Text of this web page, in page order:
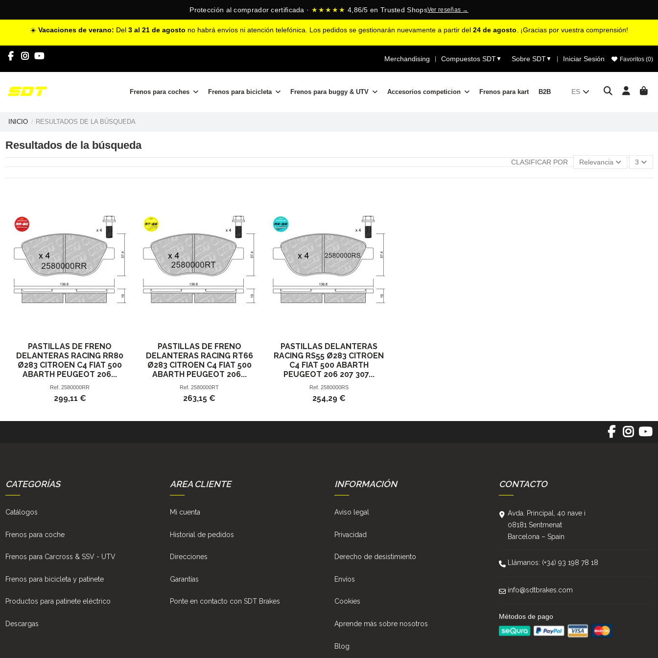
Protección al comprador certificada · ★★★★★ 4,86/5 en Trusted ShopsVer reseñas →
☀️ Vacaciones de verano: Del 3 al 21 de agosto no habrá envíos ni atención telefónica. Los pedidos se gestionarán nuevamente a partir del 24 de agosto . ¡Gracias por vuestra comprensión!
Merchandising | Compuestos SDT▼ Sobre SDT▼ | Iniciar Sesión Favoritos (0)
Frenos para coches Frenos para bicicleta Frenos para buggy & UTV Accesorios competicion Frenos para kart B2B ES
INICIO RESULTADOS DE LA BÚSQUEDA
Resultados de la búsqueda
CLASIFICAR POR Relevancia 3
PASTILLAS DE FRENO
DELANTERAS RACING RR80
Ø283 CITROEN C4 FIAT 500
ABARTH PEUGEOT 206...
Ref.2580000RR
299,11 €
PASTILLAS DE FRENO
DELANTERAS RACING RT66
Ø283 CITROEN C4 FIAT 500
ABARTH PEUGEOT 206...
Ref.2580000RT
263,15 €
PASTILLAS DELANTERAS
RACING RS55 Ø283 CITROEN
C4 FIAT 500 ABARTH
PEUGEOT 206 207 307...
Ref. 2580000RS
254,29 €
CATEGORÍAS
Catálogos
Frenos para coche
Frenos para Carcross & SSV - UTV
Frenos para bicicleta y patinete
Productos para patinete eléctrico
Descargas
AREA CLIENTE
Mi cuenta
Historial de pedidos
Direcciones
Garantías
Ponte en contacto con SDT Brakes
INFORMACIÓN
Aviso legal
Privacidad
Derecho de desistimiento
Envíos
Cookies
Aprende más sobre nosotros
Blog
CONTACTO
Avda. Principal, 40 nave i
08181 Sentmenat
Barcelona – Spain
Llámanos: (+34) 93 198 78 18
info@sdtbrakes.com
Métodos de pago